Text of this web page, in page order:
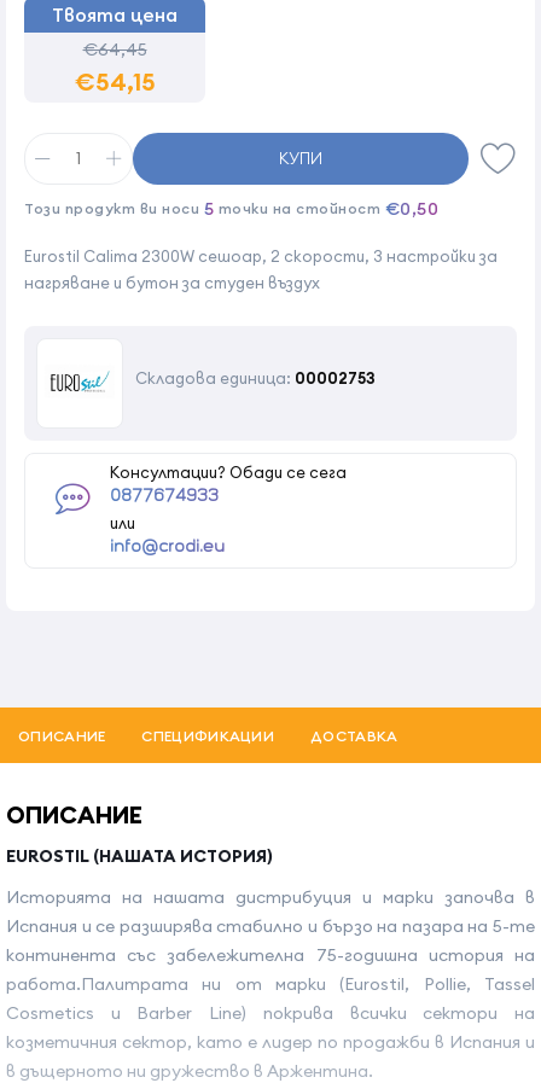
Eurostil Calima 2300W сешоар, 2 скорости, 3 настройки за
нагряване и бутон за студен въздух
Складова единица: 00002753
Консултации? Обади се сега
0877674933
или
info@crodi.eu
Твоята цена
€64,45
€54,15
КУПИ
Този продукт ви носи 5 точки на стойност €0,50
ОПИСАНИЕ СПЕЦИФИКАЦИИ ДОСТАВКА
ОПИСАНИЕ
EUROSTIL (НАШАТА ИСТОРИЯ)
Историята на нашата дистрибуция и марки започва в
Испания и се разширява стабилно и бързо на пазара на 5-те
континента със забележителна 75-годишна история на
работа.Палитрата ни от марки (Eurostil, Pollie, Tassel
Cosmetics и Barber Line) покрива всички сектори на
козметичния сектор, като е лидер по продажби в Испания и
в дъщерното ни дружество в Аржентина.